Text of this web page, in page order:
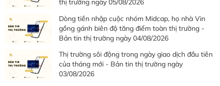
thị trường ngày 05/08/2026
Dòng tiền nhập cuộc nhóm Midcap, họ nhà Vin
gồng gánh biên độ tăng điểm toàn thị trường -
Bản tin thị trường ngày 04/08/2026
Thị trường sôi động trong ngày giao dịch đầu tiên
của tháng mới - Bản tin thị trường ngày
03/08/2026